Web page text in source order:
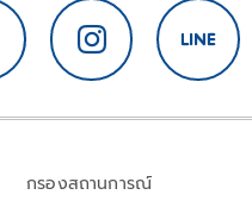
กรองสถานการณ์